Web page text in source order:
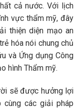
cả nước. Với lịch
vực thẩm mỹ, đây
thiện diện mạo an
hóa nói chung chủ
và Ứng dụng Công
hình Thẩm mỹ.
sẽ được hưởng lợi
các giải pháp